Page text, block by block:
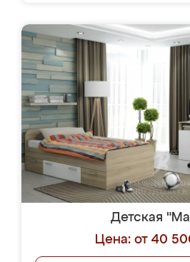
Детская
Цена: от 40